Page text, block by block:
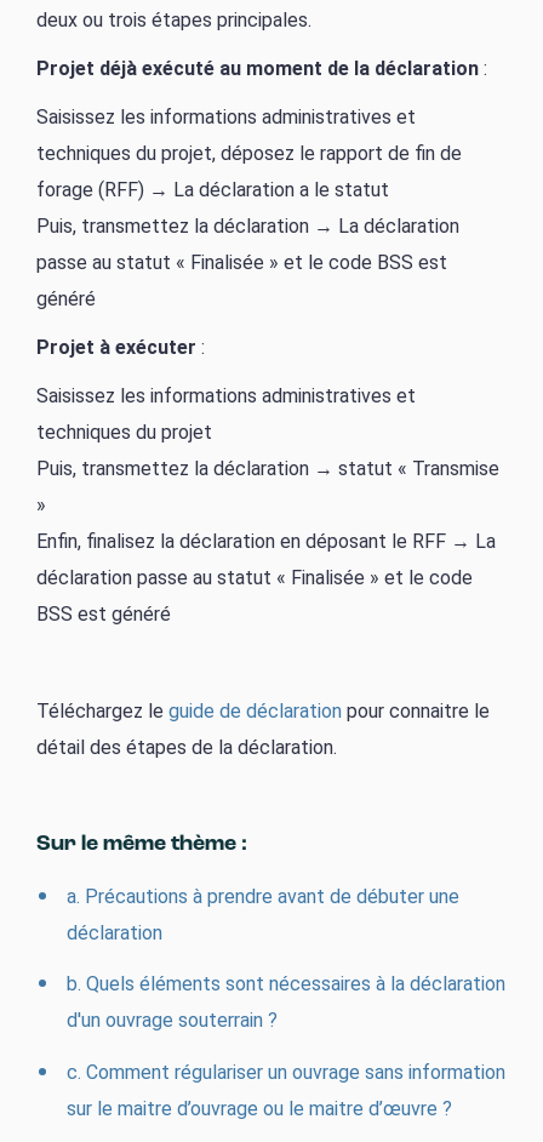
deux ou trois étapes principales.
Projet déjà exécuté au moment de la déclaration :
Saisissez les informations administratives et
techniques du projet, déposez le rapport de fin de
forage (RFF) → La déclaration a le statut
Puis, transmettez la déclaration → La déclaration
passe au statut « Finalisée » et le code BSS est
généré
Projet à exécuter :
Saisissez les informations administratives et
techniques du projet
Puis, transmettez la déclaration → statut « Transmise
»
Enfin, finalisez la déclaration en déposant le RFF → La
déclaration passe au statut « Finalisée » et le code
BSS est généré
Téléchargez le guide de déclaration pour connaitre le
détail des étapes de la déclaration.
Sur le même thème :
a. Précautions à prendre avant de débuter une
déclaration
b. Quels éléments sont nécessaires à la déclaration
d'un ouvrage souterrain ?
c. Comment régulariser un ouvrage sans information
sur le maitre d’ouvrage ou le maitre d’œuvre ?